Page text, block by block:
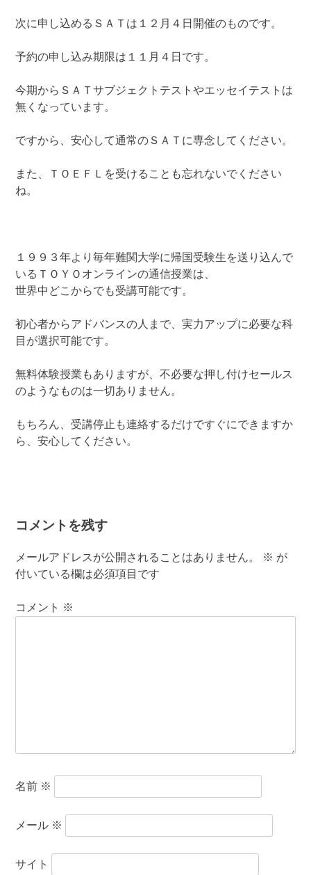
次に申し込めるＳＡＴは１２月４日開催のものです。
予約の申し込み期限は１１月４日です。
今期からＳＡＴサブジェクトテストやエッセイテストは
無くなっています。
ですから、安心して通常のＳＡＴに専念してください。
また、ＴＯＥＦＬを受けることも忘れないでください
ね。
１９９３年より毎年難関大学に帰国受験生を送り込んで
いるＴＯＹＯオンラインの通信授業は、
世界中どこからでも受講可能です。
初心者からアドバンスの人まで、実力アップに必要な科
目が選択可能です。
無料体験授業もありますが、不必要な押し付けセールス
のようなものは一切ありません。
もちろん、受講停止も連絡するだけですぐにできますか
ら、安心してください。
コメントを残す
メールアドレスが公開されることはありません。 ※ が
付いている欄は必須項目です
コメント ※
名前 ※
メール ※
サイト